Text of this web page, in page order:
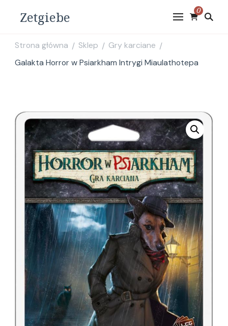
Zetgiebe 0
Strona główna / Sklep / Gry karciane /
Galakta Horror w Psiarkham Intrygi Miaulathotepa